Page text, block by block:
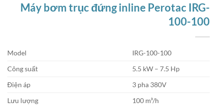
Máy bơm trục đứng inline Perotac IRG-
100-100
Model
IRG-100-100
Công suất
5.5 kW – 7.5 Hp
Điện áp
3 pha 380V
Lưu lượng
100 m³/h